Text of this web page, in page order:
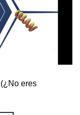
eres